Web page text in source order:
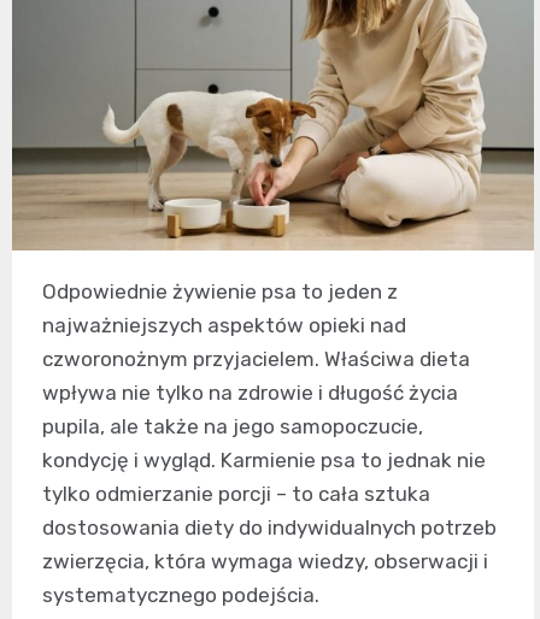
Odpowiednie żywienie psa to jeden z
najważniejszych aspektów opieki nad
czworonożnym przyjacielem. Właściwa dieta
wpływa nie tylko na zdrowie i długość życia
pupila, ale także na jego samopoczucie,
kondycję i wygląd. Karmienie psa to jednak nie
tylko odmierzanie porcji – to cała sztuka
dostosowania diety do indywidualnych potrzeb
zwierzęcia, która wymaga wiedzy, obserwacji i
systematycznego podejścia.